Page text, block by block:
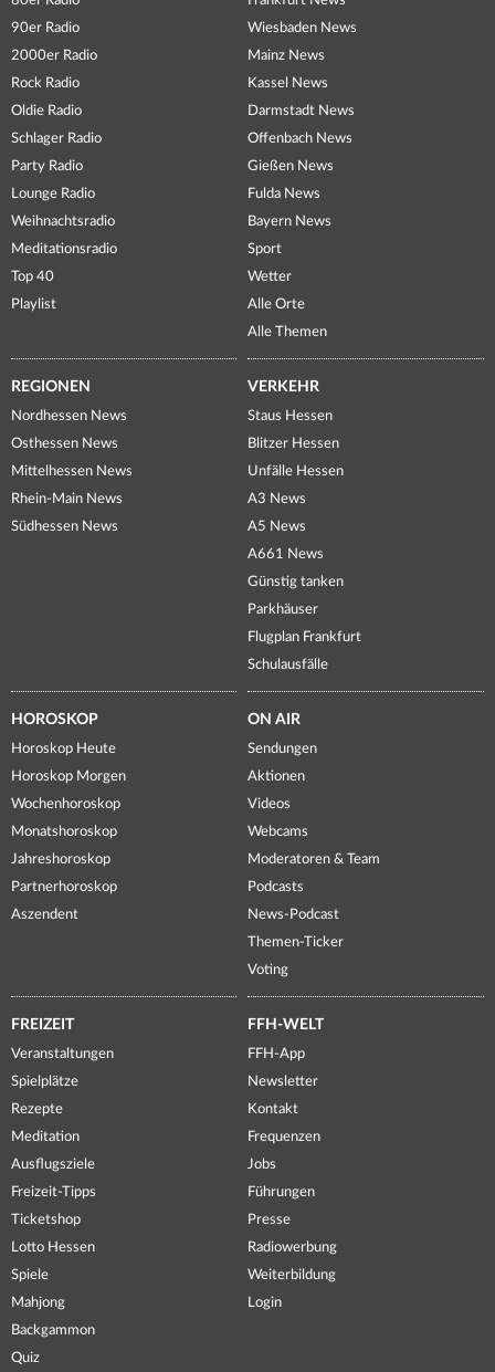
90er Radio
2000er Radio
Rock Radio
Oldie Radio
Schlager Radio
Party Radio
Lounge Radio
Weihnachtsradio
Meditationsradio
Top 40
Playlist
Wiesbaden News
Mainz News
Kassel News
Darmstadt News
Offenbach News
Gießen News
Fulda News
Bayern News
Sport
Wetter
Alle Orte
Alle Themen
REGIONEN
Nordhessen News
Osthessen News
Mittelhessen News
Rhein-Main News
Südhessen News
VERKEHR
Staus Hessen
Blitzer Hessen
Unfälle Hessen
A3 News
A5 News
A661 News
Günstig tanken
Parkhäuser
Flugplan Frankfurt
Schulausfälle
HOROSKOP
Horoskop Heute
Horoskop Morgen
Wochenhoroskop
Monatshoroskop
Jahreshoroskop
Partnerhoroskop
Aszendent
ON AIR
Sendungen
Aktionen
Videos
Webcams
Moderatoren & Team
Podcasts
News-Podcast
Themen-Ticker
Voting
FREIZEIT
Veranstaltungen
Spielplätze
Rezepte
Meditation
Ausflugsziele
Freizeit-Tipps
Ticketshop
Lotto Hessen
Spiele
Mahjong
Backgammon
Quiz
FFH-WELT
FFH-App
Newsletter
Kontakt
Frequenzen
Jobs
Führungen
Presse
Radiowerbung
Weiterbildung
Login